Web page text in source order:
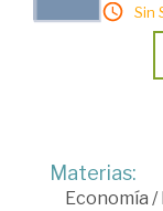
Sin
Materias:
Economía /